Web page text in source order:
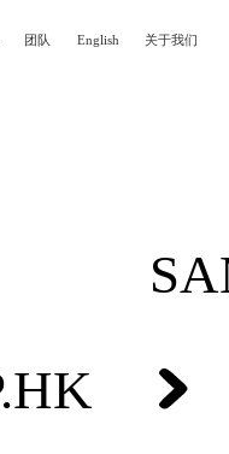
团队 English 关于我们